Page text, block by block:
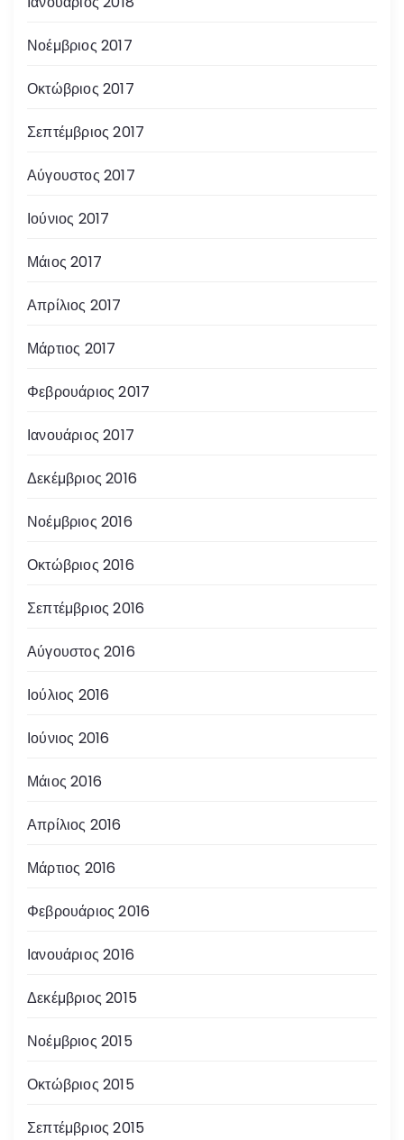
Νοέμβριος 2017
Οκτώβριος 2017
Σεπτέμβριος 2017
Αύγουστος 2017
Ιούνιος 2017
Μάιος 2017
Απρίλιος 2017
Μάρτιος 2017
Φεβρουάριος 2017
Ιανουάριος 2017
Δεκέμβριος 2016
Νοέμβριος 2016
Οκτώβριος 2016
Σεπτέμβριος 2016
Αύγουστος 2016
Ιούλιος 2016
Ιούνιος 2016
Μάιος 2016
Απρίλιος 2016
Μάρτιος 2016
Φεβρουάριος 2016
Ιανουάριος 2016
Δεκέμβριος 2015
Νοέμβριος 2015
Οκτώβριος 2015
Σεπτέμβριος 2015